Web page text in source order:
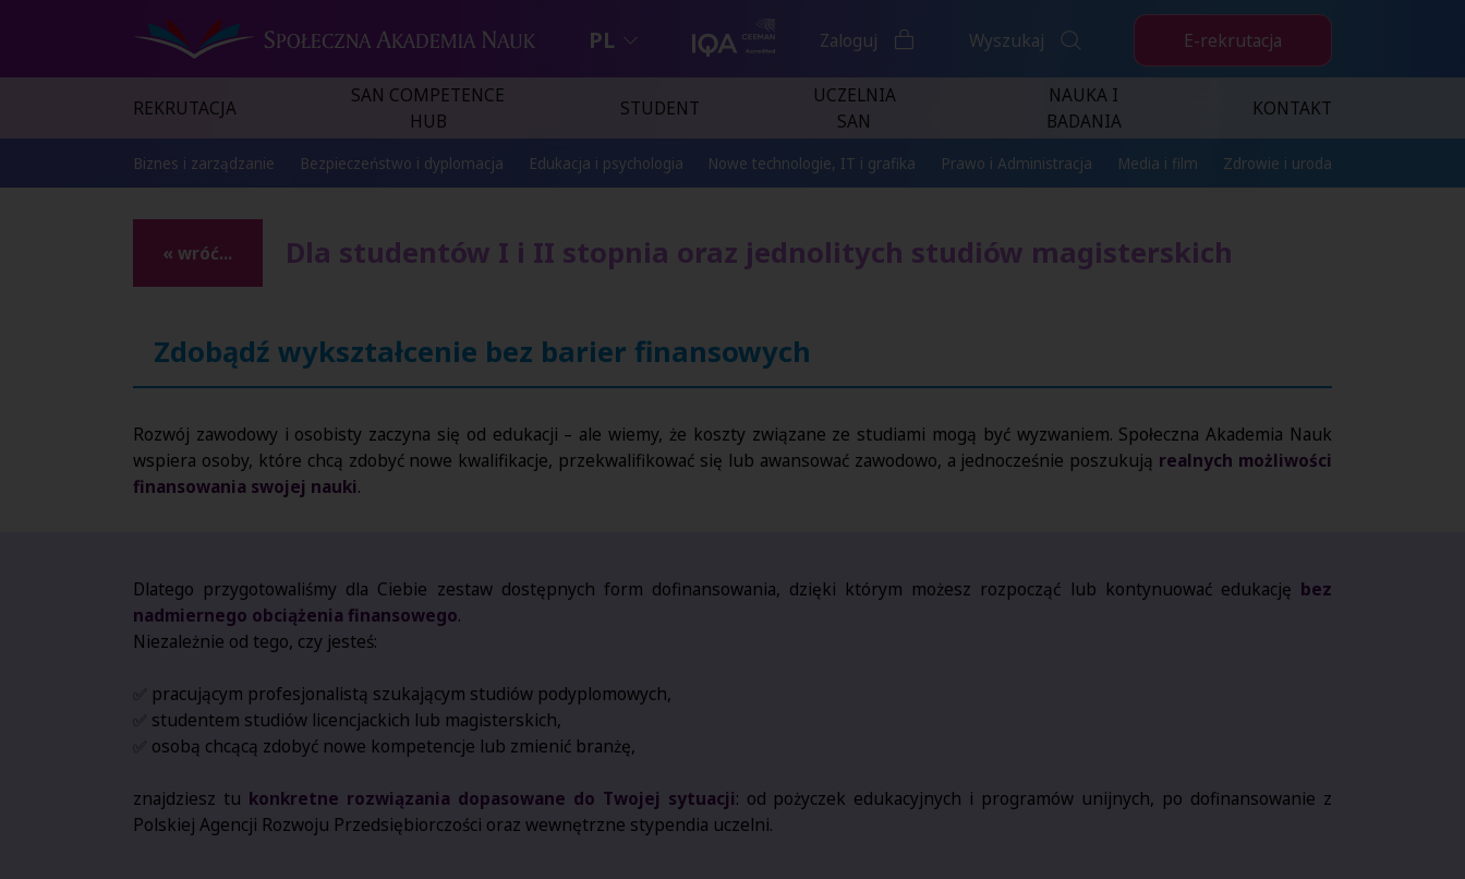
PL Zaloguj Wyszukaj E-rekrutacja
REKRUTACJA
SAN COMPETENCE
HUB
STUDENT
UCZELNIA
SAN
NAUKA I
BADANIA
KONTAKT
Biznes i zarządzanie Bezpieczeństwo i dyplomacja Edukacja i psychologia Nowe technologie, IT i grafika Prawo i Administracja Media i film Zdrowie i uroda
« wróć... Dla studentów I i II stopnia oraz jednolitych studiów magisterskich
Zdobądź wykształcenie bez barier finansowych
Rozwój zawodowy i osobisty zaczyna się od edukacji – ale wiemy, że koszty związane ze studiami mogą być wyzwaniem. Społeczna Akademia Nauk
wspiera osoby, które chcą zdobyć nowe kwalifikacje, przekwalifikować się lub awansować zawodowo, a jednocześnie poszukują realnych możliwości
finansowania swojej nauki.
Dlatego przygotowaliśmy dla Ciebie zestaw dostępnych form dofinansowania, dzięki którym możesz rozpocząć lub kontynuować edukację bez
nadmiernego obciążenia finansowego.
Niezależnie od tego, czy jesteś:
✅ pracującym profesjonalistą szukającym studiów podyplomowych,
✅ studentem studiów licencjackich lub magisterskich,
✅ osobą chcącą zdobyć nowe kompetencje lub zmienić branżę,
znajdziesz tu konkretne rozwiązania dopasowane do Twojej sytuacji: od pożyczek edukacyjnych i programów unijnych, po dofinansowanie z
Polskiej Agencji Rozwoju Przedsiębiorczości oraz wewnętrzne stypendia uczelni.